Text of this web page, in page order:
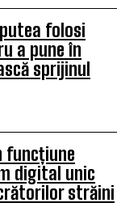
folosi
a pune în
sprijinul
funcțiune
digital unic
străini